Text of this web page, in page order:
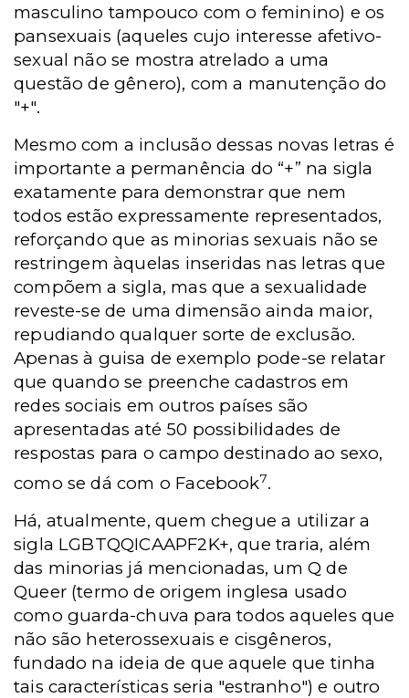
masculino tampouco com o feminino) e os
pansexuais (aqueles cujo interesse afetivo-
sexual não se mostra atrelado a uma
questão de gênero), com a manutenção do
"+".
Mesmo com a inclusão dessas novas letras é
importante a permanência do “+” na sigla
exatamente para demonstrar que nem
todos estão expressamente representados,
reforçando que as minorias sexuais não se
restringem àquelas inseridas nas letras que
compõem a sigla, mas que a sexualidade
reveste-se de uma dimensão ainda maior,
repudiando qualquer sorte de exclusão.
Apenas à guisa de exemplo pode-se relatar
que quando se preenche cadastros em
redes sociais em outros países são
apresentadas até 50 possibilidades de
respostas para o campo destinado ao sexo,
como se dá com o Facebook7.
Há, atualmente, quem chegue a utilizar a
sigla LGBTQQICAAPF2K+, que traria, além
das minorias já mencionadas, um Q de
Queer (termo de origem inglesa usado
como guarda-chuva para todos aqueles que
não são heterossexuais e cisgêneros,
fundado na ideia de que aquele que tinha
tais características seria "estranho") e outro